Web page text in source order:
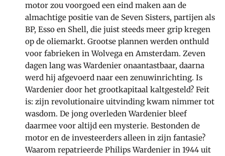
motor zou voorgoed een eind maken aan de
almachtige positie van de Seven Sisters, partijen als
BP, Esso en Shell, die juist steeds meer grip kregen
op de oliemarkt. Grootse plannen werden onthuld
voor fabrieken in Wolvega en Amsterdam. Zeven
dagen lang was Wardenier onaantastbaar, daarna
werd hij afgevoerd naar een zenuwinrichting. Is
Wardenier door het grootkapitaal kaltgesteld? Feit
is: zijn revolutionaire uitvinding kwam nimmer tot
wasdom. De jong overleden Wardenier bleef
daarmee voor altijd een mysterie. Bestonden de
motor en de investeerders alleen in zijn fantasie?
Waarom repatrieerde Philips Wardenier in 1944 uit